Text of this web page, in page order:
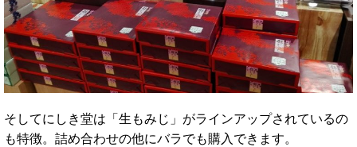
そしてにしき堂は「生もみじ」がラインアップされているの
も特徴。詰め合わせの他にバラでも購入できます。